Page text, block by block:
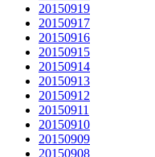
20150919
20150917
20150916
20150915
20150914
20150913
20150912
20150911
20150910
20150909
20150908